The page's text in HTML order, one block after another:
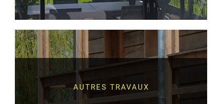
AUTRES TRAVAUX